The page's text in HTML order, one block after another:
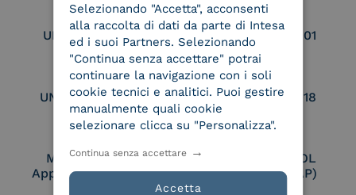
UNI EN ISO 9001 UNI EN ISO 27001
UNI EN ISO 27017 UNI EN ISO 27018
Membro Adobe
Approved Trust List
Certified PEPPOL
Access Point (AP)
Selezionando "Accetta", acconsenti
alla raccolta di dati da parte di Intesa
ed i suoi Partners. Selezionando
"Continua senza accettare" potrai
continuare la navigazione con i soli
cookie tecnici e analitici. Puoi gestire
manualmente quali cookie
selezionare clicca su "Personalizza".
Accetta
Continua senza accettare